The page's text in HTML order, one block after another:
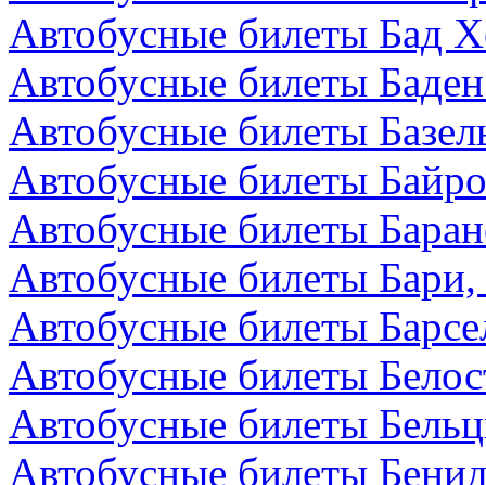
Автобусные билеты Бад
Автобусные билеты
Автобусные билеты
Автобусные билеты
Автобусные билеты
Автобусные билеты
Автобусные билеты
Автобусные билеты
Автобусные билеты
Автобусные билеты